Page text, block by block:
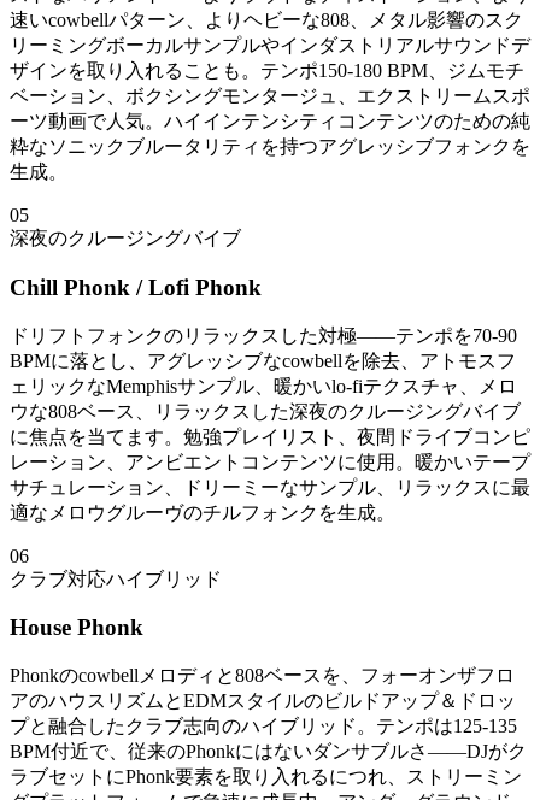
速いcowbellパターン、よりヘビーな808、メタル影響のスク
リーミングボーカルサンプルやインダストリアルサウンドデ
ザインを取り入れることも。テンポ150-180 BPM、ジムモチ
ベーション、ボクシングモンタージュ、エクストリームスポ
ーツ動画で人気。ハイインテンシティコンテンツのための純
粋なソニックブルータリティを持つアグレッシブフォンクを
生成。
05
深夜のクルージングバイブ
Chill Phonk / Lofi Phonk
ドリフトフォンクのリラックスした対極——テンポを70-90
BPMに落とし、アグレッシブなcowbellを除去、アトモスフ
ェリックなMemphisサンプル、暖かいlo-fiテクスチャ、メロ
ウな808ベース、リラックスした深夜のクルージングバイブ
に焦点を当てます。勉強プレイリスト、夜間ドライブコンピ
レーション、アンビエントコンテンツに使用。暖かいテープ
サチュレーション、ドリーミーなサンプル、リラックスに最
適なメロウグルーヴのチルフォンクを生成。
06
クラブ対応ハイブリッド
House Phonk
Phonkのcowbellメロディと808ベースを、フォーオンザフロ
アのハウスリズムとEDMスタイルのビルドアップ＆ドロッ
プと融合したクラブ志向のハイブリッド。テンポは125-135
BPM付近で、従来のPhonkにはないダンサブルさ——DJがク
ラブセットにPhonk要素を取り入れるにつれ、ストリーミン